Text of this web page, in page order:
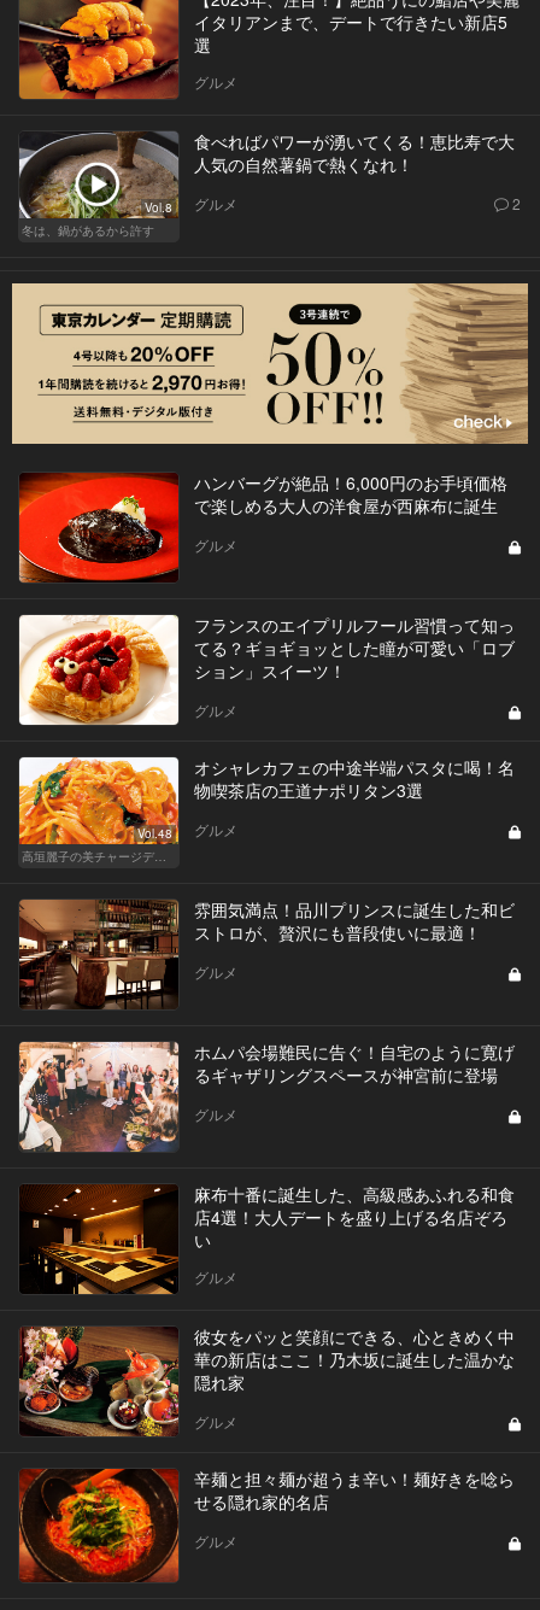
イタリアンまで、デートで行きたい新店5
選
グルメ
Vol.8
冬は、鍋があるから許す
食べればパワーが湧いてくる！恵比寿で大
人気の自然薯鍋で熱くなれ！
グルメ 2
ハンバーグが絶品！6,000円のお手頃価格
で楽しめる大人の洋食屋が西麻布に誕生
グルメ
フランスのエイプリルフール習慣って知っ
てる？ギョギョッとした瞳が可愛い「ロブ
ション」スイーツ！
グルメ
Vol.48
高垣麗子の美チャージディナー
オシャレカフェの中途半端パスタに喝！名
物喫茶店の王道ナポリタン3選
グルメ
雰囲気満点！品川プリンスに誕生した和ビ
ストロが、贅沢にも普段使いに最適！
グルメ
ホムパ会場難民に告ぐ！自宅のように寛げ
るギャザリングスペースが神宮前に登場
グルメ
麻布十番に誕生した、高級感あふれる和食
店4選！大人デートを盛り上げる名店ぞろ
い
グルメ
彼女をパッと笑顔にできる、心ときめく中
華の新店はここ！乃木坂に誕生した温かな
隠れ家
グルメ
辛麺と担々麺が超うま辛い！麺好きを唸ら
せる隠れ家的名店
グルメ